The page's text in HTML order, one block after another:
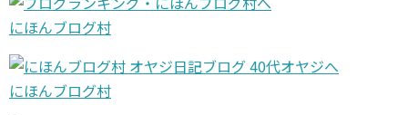
にほんブログ村
にほんブログ村